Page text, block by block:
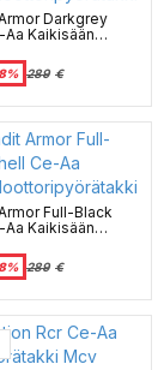
Darkgrey
Kaikisään
289 €
Full-Black
Kaikisään
289 €